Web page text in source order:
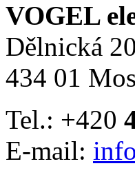
VOGEL
Dělnická 20
434 01
Tel.: +420
E-mail: